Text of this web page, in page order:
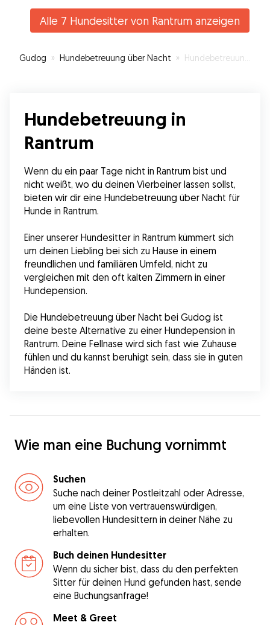
Alle 7 Hundesitter von Rantrum anzeigen
Gudog » Hundebetreuung über Nacht » Hundebetreuung in Rantrum
Hundebetreuung in
Rantrum
Wenn du ein paar Tage nicht in Rantrum bist und
nicht weißt, wo du deinen Vierbeiner lassen sollst,
bieten wir dir eine Hundebetreuung über Nacht für
Hunde in Rantrum.
Einer unserer Hundesitter in Rantrum kümmert sich
um deinen Liebling bei sich zu Hause in einem
freundlichen und familiären Umfeld, nicht zu
vergleichen mit den oft kalten Zimmern in einer
Hundepension.
Die Hundebetreuung über Nacht bei Gudog ist
deine beste Alternative zu einer Hundepension in
Rantrum. Deine Fellnase wird sich fast wie Zuhause
fühlen und du kannst beruhigt sein, dass sie in guten
Händen ist.
Wie man eine Buchung vornimmt
Suchen
Suche nach deiner Postleitzahl oder Adresse,
um eine Liste von vertrauenswürdigen,
liebevollen Hundesittern in deiner Nähe zu
erhalten.
Buch deinen Hundesitter
Wenn du sicher bist, dass du den perfekten
Sitter für deinen Hund gefunden hast, sende
eine Buchungsanfrage!
Meet & Greet